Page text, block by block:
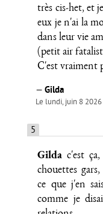
très cis-het, et
eux je n'ai la
dans leur vie
(petit air
C'est vraiment
—Gilda
Le lundi, juin 8 2026
5
Gilda c'est
chouettes
ce que j'en
comme je